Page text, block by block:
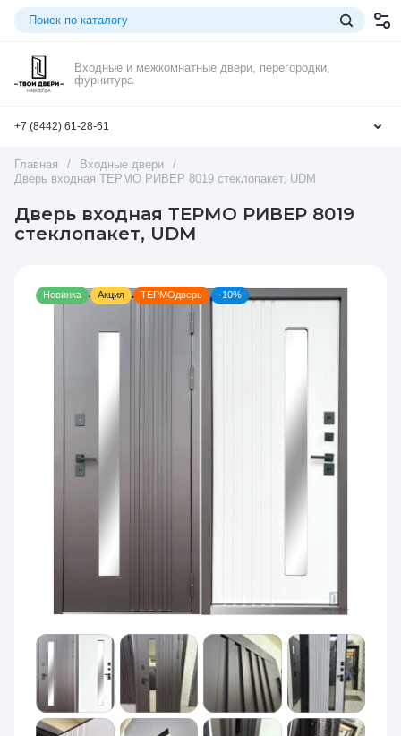
Входные и межкомнатные двери, перегородки,
фурнитура
+7 (8442) 61-28-61
Главная / Входные двери
/
Дверь входная ТЕРМО РИВЕР 8019 стеклопакет, UDM
Дверь входная ТЕРМО РИВЕР 8019
стеклопакет, UDM
Новинка Акция ТЕРМОдверь -10%